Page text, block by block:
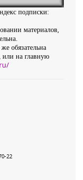
подписки:
материалов,
обязательна
или на главную
22